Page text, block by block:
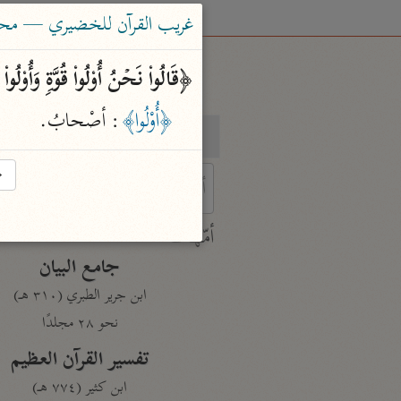
بحث
characters for results.
أمّهات
جامع البيان
ابن جرير الطبري (٣١٠ هـ)
نحو ٢٨ مجلدًا
تفسير القرآن العظيم
ابن كثير (٧٧٤ هـ)
غريب القرآن للخضيري —
﴿قَالُوا۟ نَحۡنُ أُو۟لُوا۟ قُوَّةࣲ
﴿أُوْلُوا﴾: أصْحابُ.